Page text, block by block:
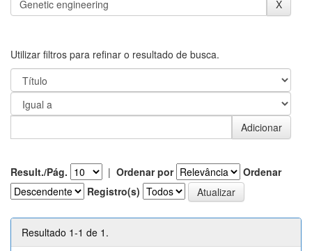
Utilizar filtros para refinar o resultado de busca.
Result./Pág. | Ordenar por
Ordenar
Registro(s)
Resultado 1-1 de 1.